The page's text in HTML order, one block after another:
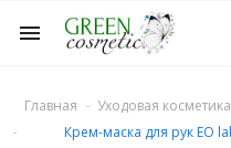
menu
Главная Уходовая косметика
Крем-маска для рук EO